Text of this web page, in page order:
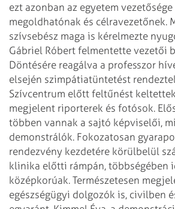
ezt azonban az egyetem
megoldhatónak és célravezetőnek.
szívsebész maga is kérelmezte
Gábriel Róbert felmentette vezetői
Döntésére reagálva a professzor
elsején szimpátiatüntetést
Szívcentrum előtt feltűnést
megjelent riporterek és fotósok.
többen vannak a sajtó képviselői,
demonstrálók. Fokozatosan
rendezvény kezdetére körülbelül
klinika előtti rámpán, többségében
középkorúak. Természetesen
egészségügyi dolgozók is, civilben